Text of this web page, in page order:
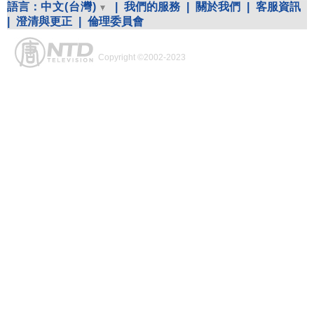
語言： 中文(台灣) 我們的服務 關於我們
客服資訊
澄清與更正 倫理委員會
Copyright ©2002-2023